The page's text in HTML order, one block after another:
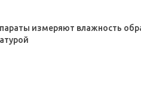
измеряют влажность